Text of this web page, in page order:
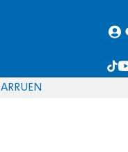
EN
RU
AR